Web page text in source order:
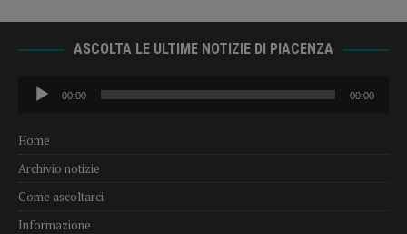
ASCOLTA LE ULTIME NOTIZIE DI PIACENZA
Audio
Player
00:00 00:00
Home
Archivio notizie
Come ascoltarci
Informazione